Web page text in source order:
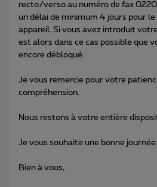
recto/verso au numéro de fax
un délai de minimum 4 jours pour
appareil. Si vous avez introduit
est alors dans ce cas possible que
encore débloqué.
Je vous remercie pour votre
compréhension.
Nous restons à votre entière
Je vous souhaite une bonne journée.
Bien à vous,